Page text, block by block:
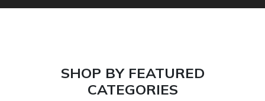
SHOP BY FEATURED
CATEGORIES